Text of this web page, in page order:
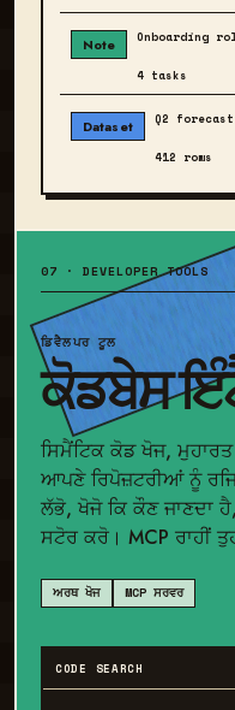
Note Onboarding
4 tasks
Dataset Q2
412 rows
07 · DEVELOPER TOOLS
ਡਿਵੈਲਪਰ ਟੂਲ
ਕੋਡਬੇਸ
ਸਿਮੈਂਟਿਕ ਕੋਡ ਖੋਜ,
ਆਪਣੇ ਰਿਪੋਜ਼ਟਰੀਆਂ ਨੂੰ
ਲੱਭੋ, ਖੋਜੋ ਕਿ ਕੌਣ
ਸਟੋਰ ਕਰੋ। MCP ਰਾਹੀਂ
ਅਰਥ ਖੋਜ MCP ਸਰਵਰ
CODE SEARCH